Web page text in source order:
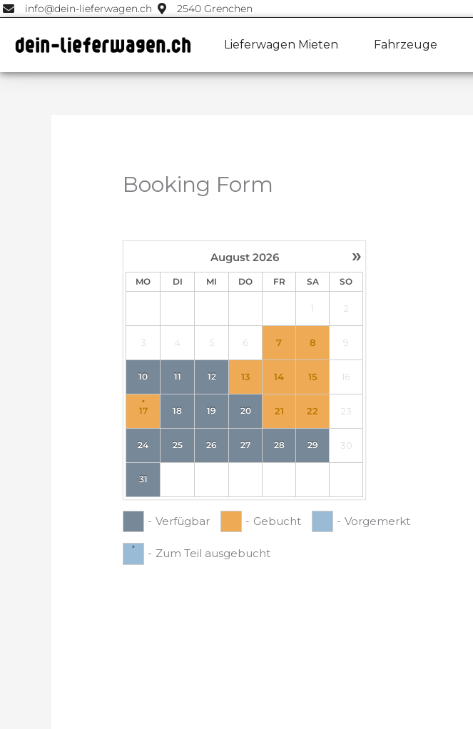
Zum
springen
info@dein-lieferwagen.ch 2540 Grenchen
Lieferwagen Mieten Fahrzeuge
Booking Form
»
August 2026
MO DI MI DO FR SA SO
1 2
3 4 5 6 7 8 9
10 11 12 13 14 15 16
·
17 18 19 20 21 22 23
24 25 26 27 28 29 30
31
- Verfügbar - Gebucht - Vorgemerkt
· - Zum Teil ausgebucht